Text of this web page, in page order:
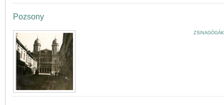
Pozsony